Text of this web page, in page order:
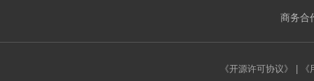
商务合
《开源许可协议》